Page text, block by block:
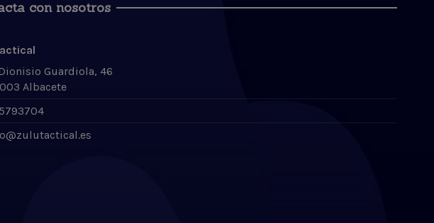
con nosotros
Guardiola, 46
Albacete